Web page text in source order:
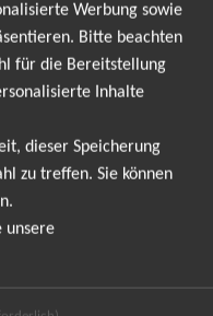
Speicherung meiner E-
des Newsletters
einverstanden. Den
Werbung sowie
Bitte beachten
für die Bereitstellung
Inhalte
dieser Speicherung
zu treffen. Sie können
unsere